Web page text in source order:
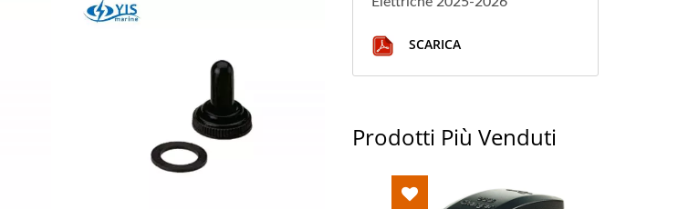
SCARICA
Prodotti Più Venduti